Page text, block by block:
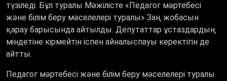
түзіледі. Бұл туралы Мәжілісте «Педагог мәртебесі
және білім беру мәселелері туралы» Заң жобасын
қарау барысында айтылды. Депутаттар ұстаздардың
міндетіне кірмейтін іспен айналыспауы керектігін де
айтты.
Педагог мәртебесі және білім беру мәселелері туралы